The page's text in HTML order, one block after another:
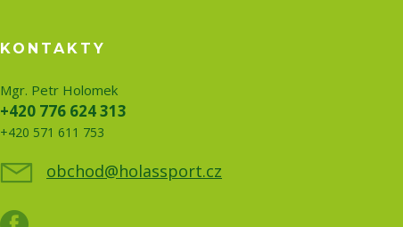
KONTAKTY
Mgr. Petr Holomek
+420 776 624 313
+420 571 611 753
obchod@holassport.cz